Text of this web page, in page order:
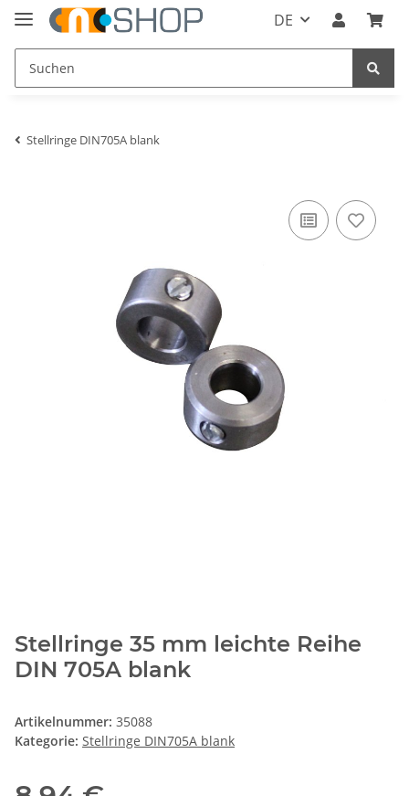
DE
Stellringe DIN705A blank
Stellringe 35 mm leichte Reihe
DIN 705A blank
Artikelnummer: 35088
Kategorie: Stellringe DIN705A blank